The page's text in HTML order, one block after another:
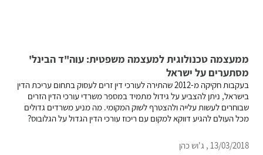
ממעצמה טכנולוגית למעצמה משפטית: עוה"ד הבינל'
מסתערים על ישראל
בעקבות חקיקה מ-2012 שהתירה לעורכי דין זרים לעסוק בתחום עריכת הדין
בישראל, ניתן להצביע על גידול מתמיד במספר משרדי עורכי הדין הזרים
שבוחרים לעשות עלייה ולהצטרף לשוק המקומי. מה מניע משרדים גדולים
מכל העולם להגיע דווקא למקום עם ריכוז עורכי הדין הגדול על הגלובוס?
13/03/2018 , ג'וש כהן